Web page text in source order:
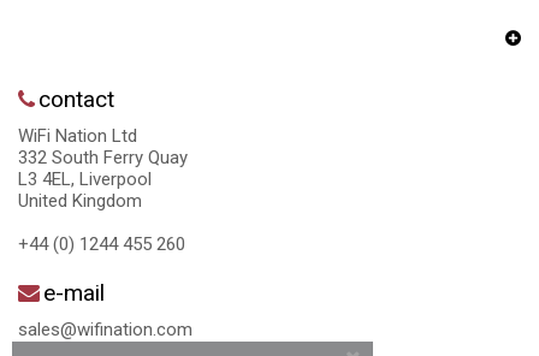
contact
WiFi Nation Ltd
332 South Ferry Quay
L3 4EL, Liverpool
United Kingdom
+44 (0) 1244 455 260
e-mail
sales@wifination.com